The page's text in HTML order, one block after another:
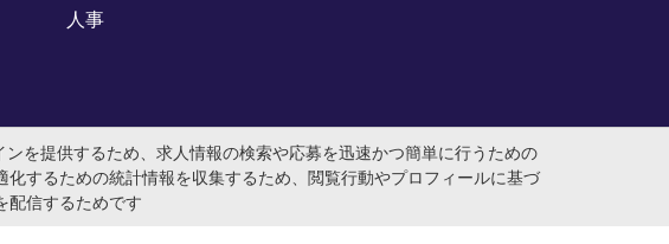
人事
を提供するため、求人情報の検索や応募を迅速かつ簡単に行うための
するための統計情報を収集するため、閲覧行動やプロフィールに基づ
配信するためです